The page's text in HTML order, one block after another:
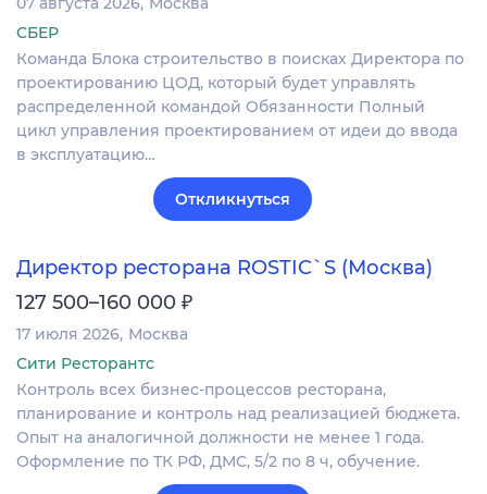
СБЕР
Команда Блока строительство в поисках Директора по
проектированию ЦОД, который будет управлять
распределенной командой Обязанности Полный
цикл управления проектированием от идеи до ввода
в эксплуатацию…
Откликнуться
Директор ресторана ROSTIC`S (Москва)
127 500–160 000 ₽
17 июля 2026 Москва
Сити Ресторантс
Контроль всех бизнес-процессов ресторана,
планирование и контроль над реализацией бюджета.
Опыт на аналогичной должности не менее 1 года.
Оформление по ТК РФ, ДМС, 5/2 по 8 ч, обучение.